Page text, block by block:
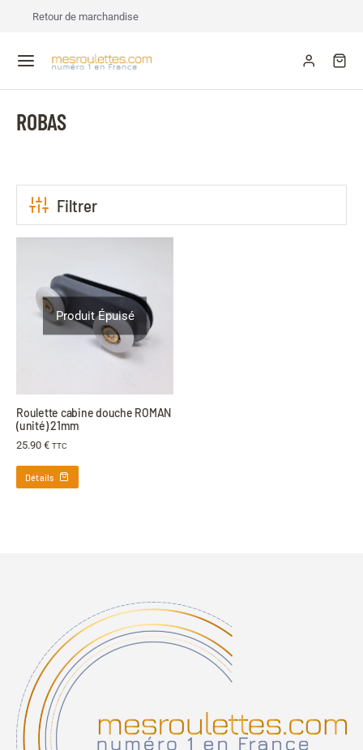
Retour de marchandise
ROBAS
Filtrer
Produit Épuisé
Roulette cabine douche ROMAN
(unité) 21mm
25.90 € TTC
Détails